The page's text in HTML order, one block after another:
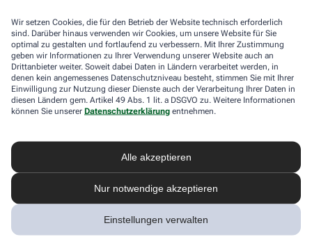
Wir setzen Cookies, die für den Betrieb der Website technisch erforderlich
sind. Darüber hinaus verwenden wir Cookies, um unsere Website für Sie
optimal zu gestalten und fortlaufend zu verbessern. Mit Ihrer Zustimmung
geben wir Informationen zu Ihrer Verwendung unserer Website auch an
Drittanbieter weiter. Soweit dabei Daten in Ländern verarbeitet werden, in
denen kein angemessenes Datenschutzniveau besteht, stimmen Sie mit Ihrer
Einwilligung zur Nutzung dieser Dienste auch der Verarbeitung Ihrer Daten in
diesen Ländern gem. Artikel 49 Abs. 1 lit. a DSGVO zu. Weitere Informationen
können Sie unserer Datenschutzerklärung entnehmen.
Alle akzeptieren
Nur notwendige akzeptieren
Einstellungen verwalten